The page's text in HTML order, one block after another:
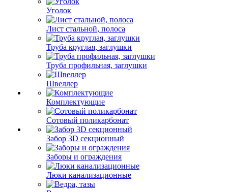
Уголок
Лист стальной, полоса
Труба круглая, заглушки
Труба профильная, заглушки
Швеллер
Комплектующие
Сотовый поликарбонат
Забор 3D секционный
Заборы и ограждения
Люки канализационные